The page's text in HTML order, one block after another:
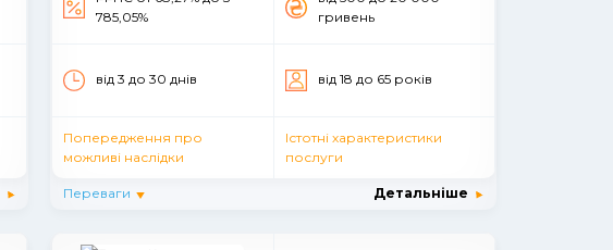
785,05%
гривень
від 3 до 30 днів вiд 18 до 65 рокiв
Попередження про
можливі наслідки
Істотні характеристики
послуги
Переваги Детальніше